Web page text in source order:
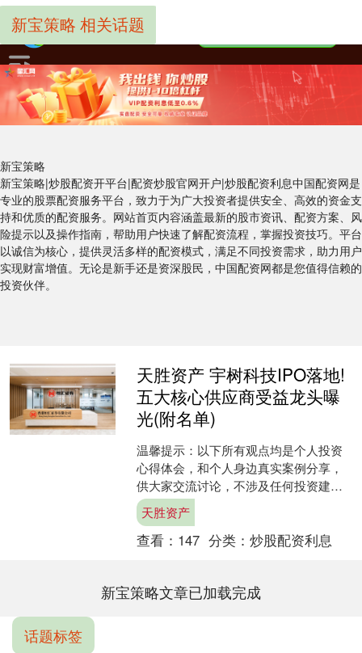
新宝策略
新宝策略|炒股配资开平台|配资炒股官网开户|炒股配资利息中国配资网是
专业的股票配资服务平台，致力于为广大投资者提供安全、高效的资金支
持和优质的配资服务。网站首页内容涵盖最新的股市资讯、配资方案、风
险提示以及操作指南，帮助用户快速了解配资流程，掌握投资技巧。平台
以诚信为核心，提供灵活多样的配资模式，满足不同投资需求，助力用户
实现财富增值。无论是新手还是资深股民，中国配资网都是您值得信赖的
投资伙伴。
新宝策略 相关话题
天胜资产 宇树科技IPO落地!
五大核心供应商受益龙头曝
光(附名单)
温馨提示：以下所有观点均是个人投资
心得体会，和个人身边真实案例分享，
供大家交流讨论，不涉及任何投资建
议，请大家别盲目跟风，盈亏自负！成
年人要有自己的判断。 今年....
天胜资产
查看： 147 分类： 炒股配资利息
新宝策略文章已加载完成
话题标签